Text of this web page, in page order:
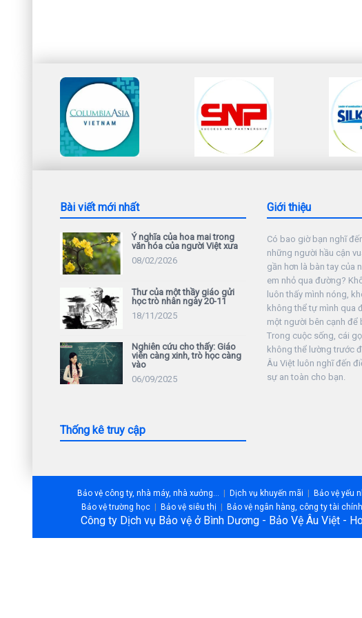
Bài viết mới nhất
Ý nghĩa của hoa mai trong
văn hóa của người Việt xưa
08/02/2026
Thư của một thầy giáo gửi
học trò nhân ngày 20-11
18/11/2025
Nghiên cứu cho thấy: Giáo
viên càng xinh, trò học càng
vào
06/09/2025
Thống kê truy cập
Giới thiệu
Có bao giờ bạn nghĩ
những người hầu cận
gần hơn là bàn tay của
em nhỏ qua đường?
luôn thấy mình nóng,
không thể tự mình qua
một người bên cạnh để
Trong cuộc sống, cái
không thể lường trước
Âu Việt luôn nghĩ đến
sự an toàn cho bạn.
Bảo vệ công ty, nhà máy, nhà xưởng... Dịch vụ khuyến mãi Bảo vệ yếu
Bảo vệ trường học
Bảo vệ siêu thị Bảo vệ ngân hàng, công ty tài chính
Công ty Dịch vụ Bảo vệ ở Bình Dương - Bảo Vệ Âu Việt -